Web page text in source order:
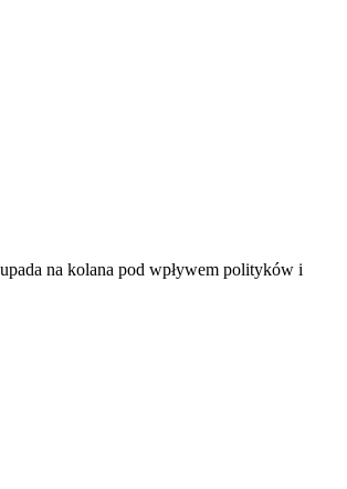
na kolana pod wpływem polityków i